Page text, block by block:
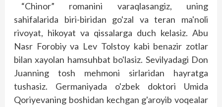
“Chinor” romanini varaqlasangiz, uning
sahifalarida biri-biridan go'zal va teran ma'noli
rivoyat, hikoyat va qissalarga duch kelasiz. Abu
Nasr Forobiy va Lev Tolstoy kabi benazir zotlar
bilan xayolan hamsuhbat bo'lasiz. Sevilyadagi Don
Juanning tosh mehmoni sirlaridan hayratga
tushasiz. Germaniyada o'zbek doktori Umida
Qoriyevaning boshidan kechgan g'aroyib voqealar